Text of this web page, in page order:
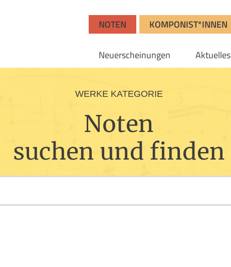
NOTEN KOMPONIST*INNEN
Neuerscheinungen Aktuelles
WERKE KATEGORIE
Noten
suchen und finden